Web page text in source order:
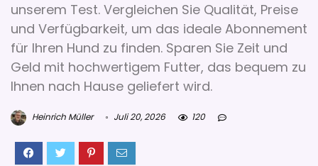
unserem Test. Vergleichen Sie Qualität, Preise
und Verfügbarkeit, um das ideale Abonnement
für Ihren Hund zu finden. Sparen Sie Zeit und
Geld mit hochwertigem Futter, das bequem zu
Ihnen nach Hause geliefert wird.
Heinrich Müller Juli 20, 2026 120